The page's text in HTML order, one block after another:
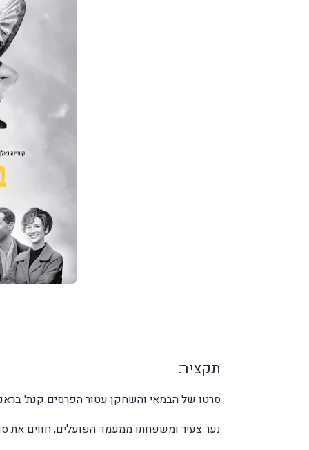
תקציר:
סרטו של הבמאי והשחקן עטור הפרסים קנת'
נער צעיר ומשפחתו ממעמד הפועלים, חווים את